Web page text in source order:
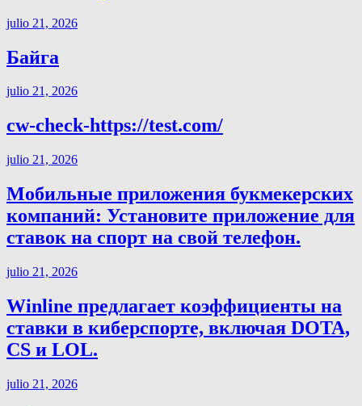
julio 21, 2026
Байга
julio 21, 2026
cw-check-https://test.com/
julio 21, 2026
Мобильные приложения букмекерских
компаний: Установите приложение для
ставок на спорт на свой телефон.
julio 21, 2026
Winline предлагает коэффициенты на
ставки в киберспорте, включая DOTA,
CS и LOL.
julio 21, 2026